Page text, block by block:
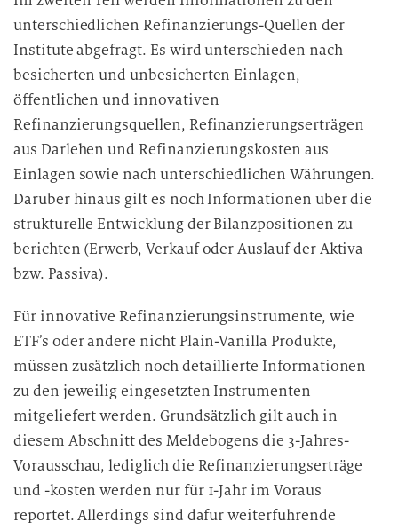
unterschiedlichen Refinanzierungs-Quellen der
Institute abgefragt. Es wird unterschieden nach
besicherten und unbesicherten Einlagen,
öffentlichen und innovativen
Refinanzierungsquellen, Refinanzierungserträgen
aus Darlehen und Refinanzierungskosten aus
Einlagen sowie nach unterschiedlichen Währungen.
Darüber hinaus gilt es noch Informationen über die
strukturelle Entwicklung der Bilanzpositionen zu
berichten (Erwerb, Verkauf oder Auslauf der Aktiva
bzw. Passiva).
Für innovative Refinanzierungsinstrumente, wie
ETF’s oder andere nicht Plain-Vanilla Produkte,
müssen zusätzlich noch detaillierte Informationen
zu den jeweilig eingesetzten Instrumenten
mitgeliefert werden. Grundsätzlich gilt auch in
diesem Abschnitt des Meldebogens die 3-Jahres-
Vorausschau, lediglich die Refinanzierungserträge
und -kosten werden nur für 1-Jahr im Voraus
reportet. Allerdings sind dafür weiterführende